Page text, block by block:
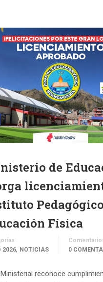
de
Física
2026, NOTICIAS
0
Ministerial reconoce